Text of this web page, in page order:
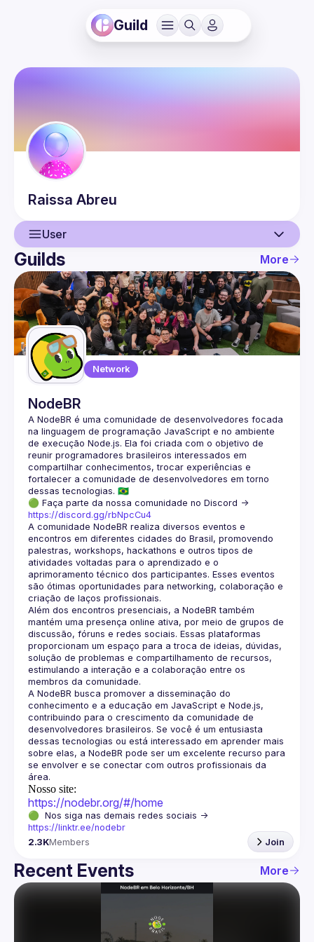
Guild
Raissa Abreu
User
User
Events
Guilds
Guilds More
Network
NodeBR
A NodeBR é uma comunidade de desenvolvedores focada
na linguagem de programação JavaScript e no ambiente
de execução Node.js. Ela foi criada com o objetivo de
reunir programadores brasileiros interessados em
compartilhar conhecimentos, trocar experiências e
fortalecer a comunidade de desenvolvedores em torno
🟢 Faça parte da nossa comunidade no Discord ->
https://discord.gg/rbNpcCu4
A comunidade NodeBR realiza diversos eventos e
encontros em diferentes cidades do Brasil, promovendo
palestras, workshops, hackathons e outros tipos de
atividades voltadas para o aprendizado e o
aprimoramento técnico dos participantes. Esses eventos
são ótimas oportunidades para networking, colaboração e
Além dos encontros presenciais, a NodeBR também
mantém uma presença online ativa, por meio de grupos de
discussão, fóruns e redes sociais. Essas plataformas
proporcionam um espaço para a troca de ideias, dúvidas,
solução de problemas e compartilhamento de recursos,
estimulando a interação e a colaboração entre os
A NodeBR busca promover a disseminação do
conhecimento e a educação em JavaScript e Node.js,
contribuindo para o crescimento da comunidade de
desenvolvedores brasileiros. Se você é um entusiasta
dessas tecnologias ou está interessado em aprender mais
sobre elas, a NodeBR pode ser um excelente recurso para
se envolver e se conectar com outros profissionais da
Nosso site:
https://nodebr.org/#/home
https://linktr.ee/nodebr
2.3KMembers Join
Recent Events More